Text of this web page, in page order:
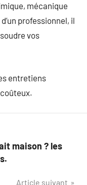
mécanique
professionnel, il
vos
entretiens
maison ? les
Article suivant